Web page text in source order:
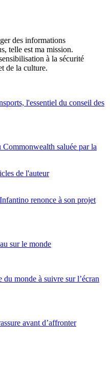
des informations
telle est ma mission.
à la sécurité
de la culture.
l'essentiel du conseil des
saluée par la
de l'auteur
renonce à son projet
sur le monde
monde à suivre sur l’écran
avant d’affronter